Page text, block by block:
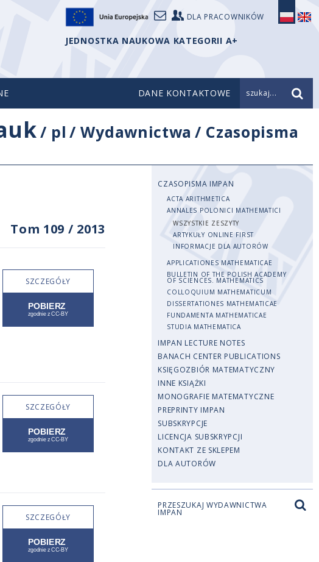
DLA PRACOWNIKÓW
JEDNOSTKA NAUKOWA KATEGORII A+
DANE KONTAKTOWE szukaj...
/ pl /Wydawnictwa / Czasopisma
Tom 109 / 2013
SZCZEGÓŁY
SZCZEGÓŁY
SZCZEGÓŁY
CZASOPISMA IMPAN
ACTA ARITHMETICA
ANNALES POLONICI MATHEMATICI
WSZYSTKIE ZESZYTY
ARTYKUŁY ONLINE FIRST
INFORMACJE DLA AUTORÓW
APPLICATIONES MATHEMATICAE
BULLETIN OF THE POLISH ACADEMY
OF SCIENCES. MATHEMATICS
COLLOQUIUM MATHEMATICUM
DISSERTATIONES MATHEMATICAE
FUNDAMENTA MATHEMATICAE
STUDIA MATHEMATICA
IMPAN LECTURE NOTES
BANACH CENTER PUBLICATIONS
KSIĘGOZBIÓR MATEMATYCZNY
INNE KSIĄŻKI
MONOGRAFIE MATEMATYCZNE
PREPRINTY IMPAN
SUBSKRYPCJE
LICENCJA SUBSKRYPCJI
KONTAKT ZE SKLEPEM
DLA AUTORÓW
PRZESZUKAJ WYDAWNICTWA
IMPAN